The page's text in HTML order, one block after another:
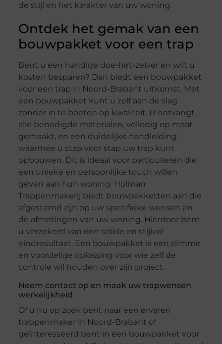
de stijl en het karakter van uw woning.
Ontdek het gemak van een
bouwpakket voor een trap
Bent u een handige doe-het-zelver en wilt u
kosten besparen? Dan biedt een bouwpakket
voor een trap in Noord-Brabant uitkomst. Met
een bouwpakket kunt u zelf aan de slag
zonder in te boeten op kwaliteit. U ontvangt
alle benodigde materialen, volledig op maat
gemaakt, en een duidelijke handleiding
waarmee u stap voor stap uw trap kunt
opbouwen. Dit is ideaal voor particulieren die
een unieke en persoonlijke touch willen
geven aan hun woning. Holman
Trappenmakerij biedt bouwpakketten aan die
afgestemd zijn op uw specifieke wensen en
de afmetingen van uw woning. Hierdoor bent
u verzekerd van een solide en stijlvol
eindresultaat. Een bouwpakket is een slimme
en voordelige oplossing voor wie zelf de
controle wil houden over zijn project.
Neem contact op en maak uw trapwensen
werkelijkheid
Of u nu op zoek bent naar een ervaren
trappenmaker in Noord-Brabant of
geïnteresseerd bent in een bouwpakket voor